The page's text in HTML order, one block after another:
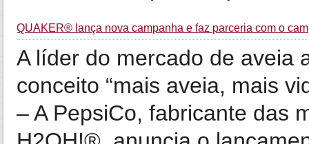
QUAKER® lança nova campanha e faz parceria com o
A líder do mercado de aveia
conceito “mais aveia, mais
– A PepsiCo, fabricante das